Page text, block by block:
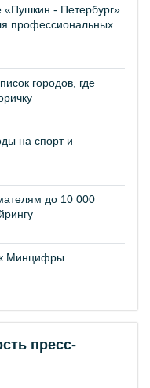
- Петербург»
профессиональных
городов, где
на спорт и
до 10 000
Минцифры
пресс-